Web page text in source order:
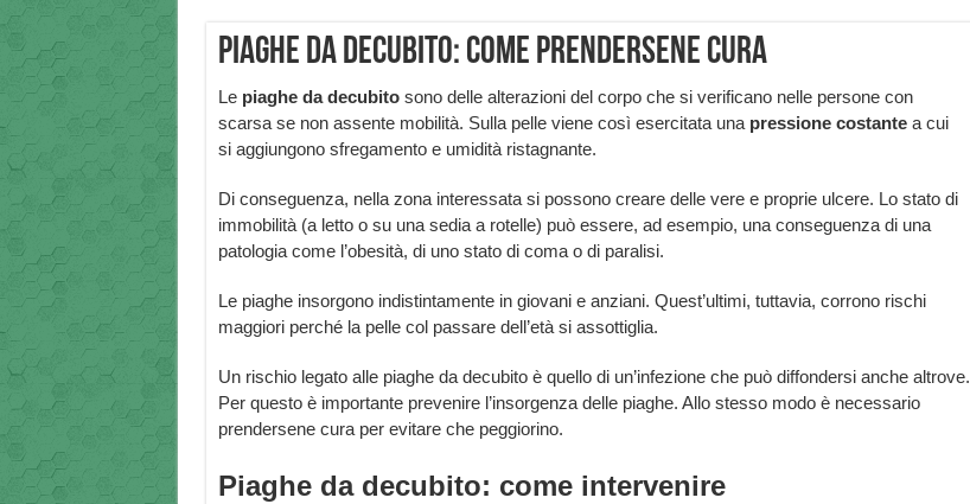
Piaghe da decubito: come prendersene cura
Le piaghe da decubitosono delle alterazioni del corpo che si verificano nelle persone con
scarsa se non assente mobilità. Sulla pelle viene così esercitata una pressione costantea cui
si aggiungono sfregamento e umidità ristagnante.
Di conseguenza, nella zona interessata si possono creare delle vere e proprie ulcere. Lo stato di
immobilità (a letto o su una sedia a rotelle) può essere, ad esempio, una conseguenza di una
patologia come l’obesità, di uno stato di coma o di paralisi.
Le piaghe insorgono indistintamente in giovani e anziani. Quest’ultimi, tuttavia, corrono rischi
maggiori perché la pelle col passare dell’età si assottiglia.
Un rischio legato alle piaghe da decubito è quello di un’infezione che può diffondersi anche altrove.
Per questo è importante prevenire l’insorgenza delle piaghe. Allo stesso modo è necessario
prendersene cura per evitare che peggiorino.
Piaghe da decubito: come intervenire